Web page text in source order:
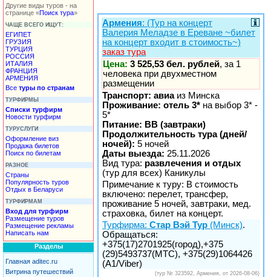
Другие виды туров - на
странице «Поиск тура»
ЧАЩЕ ВСЕГО ИЩУТ:
ЕГИПЕТ
ГРУЗИЯ
ТУРЦИЯ
РОССИЯ
ИТАЛИЯ
ФРАНЦИЯ
АРМЕНИЯ
Все туры по странам
ТУРФИРМЫ
Списки турфирм
Новости турфирм
ТУРУСЛУГИ
Оформление виз
Продажа билетов
Поиск по билетам
РАЗНОЕ
Страны
Популярность туров
Отдых в Беларуси
ТУРФИРМАМ
Вход для турфирм
Размещение туров
Размещение рекламы
Написать нам
Разделы
Главная aditec.ru
Витрина путешествий
Армения: (Тур на концерт
Валерия Меладзе в Ереване ~билет
на концерт входит в стоимость~)
заказ тура
Цена: 3 525,53 бел. рублей, за 1
человека при двухместном
размещении
Транспорт: авиаиз Минска
Проживание: отель 3* на выбор 3* -
5*
Питание: BB (завтраки)
Продолжительность тура (дней/
ночей): 5 ночей
Даты выезда: 25.11.2026
Вид тура: развлечения и отдых
(тур для всех) Каникулы
Примечание к туру: В стоимость
включено: перелет, трансфер,
проживание 5 ночей, завтраки, мед.
страховка, билет на концерт.
Турфирма: Стар Вэй Тур (Минск).
Обращаться:
+375(17)2701925(город),+375
(29)5493737(МТС), +375(29)1064426
(A1/Viber)
(тур № 323592, Армения, от 2026-08-06)